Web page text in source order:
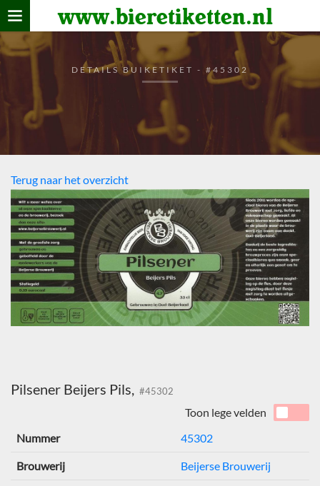
www.bieretiketten.nl
Home
verzamelen
De bierkaart
Bezoekers
DETAILS BUIKETIKET - #45302
Terug naar het overzicht
Pilsener Beijers Pils, #45302
Toon lege velden
Nummer
45302
Brouwerij Beijerse Brouwerij